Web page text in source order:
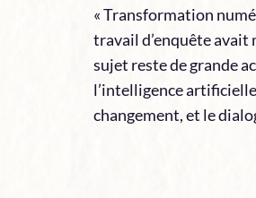
« Transformation
travail d’enquête avait
sujet reste de grande
l’intelligence artificielle
changement, et le